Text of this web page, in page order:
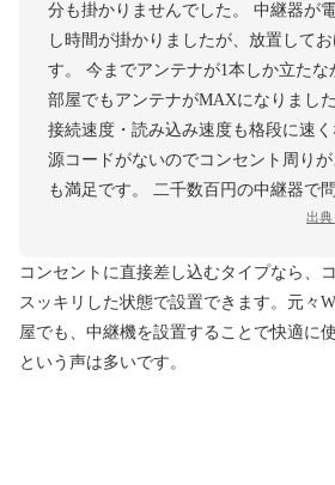
分も掛かりませんでした。 中継器が
し時間が掛かりましたが、放置して
す。 今までアンテナが1本しか立たな
部屋でもアンテナがMAXになりまし
接続速度・読み込み速度も格段に速
源コードがないのでコンセント周り
も満足です。 二千数百円の中継器で
出典
コンセントに直接差し込むタイプなら、
スッキリした状態で設置できます。元々
屋でも、中継機を設置することで快適に
という声は多いです。